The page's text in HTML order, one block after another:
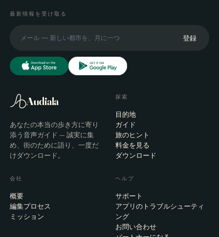
最新情報を受け取る
登録
Audiala
あなたの本当の歩き方に寄り
添う音声ガイド — 誠実に集
め、街のために語り、一度だ
けダウンロード。
探索
目的地
ガイド
旅のヒント
料金を見る
ダウンロード
会社
概要
編集プロセス
ミッション
ヘルプ
サポート
アプリのトラブルシューティ
ング
お問い合わせ